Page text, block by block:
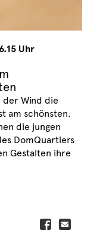
Uhr
Wind die
am schönsten.
die jungen
DomQuartiers
Gestalten ihre